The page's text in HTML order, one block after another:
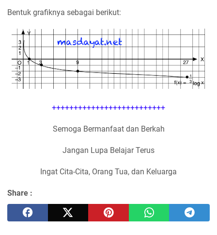
Bentuk grafiknya sebagai berikut:
++++++++++++++++++++++++++
Semoga Bermanfaat dan Berkah
Jangan Lupa Belajar Terus
Ingat Cita-Cita, Orang Tua, dan Keluarga
Share :